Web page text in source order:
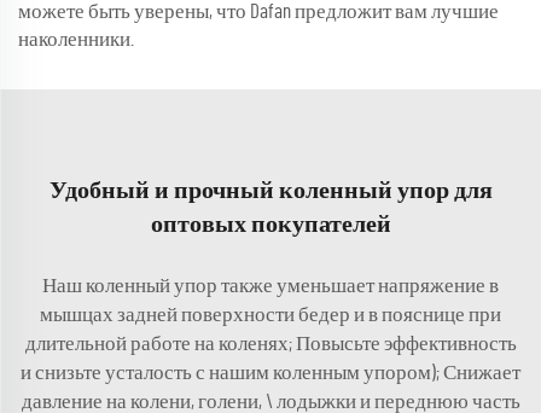
можете быть уверены, что Dafan предложит вам лучшие
наколенники.
Удобный и прочный коленный упор для
оптовых покупателей
Наш коленный упор также уменьшает напряжение в
мышцах задней поверхности бедер и в пояснице при
длительной работе на коленях; Повысьте эффективность
и снизьте усталость с нашим коленным упором); Снижает
давление на колени, голени, \ лодыжки и переднюю часть